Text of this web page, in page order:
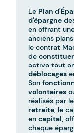
Le Plan
d'épargne
en offrant
anciens plans
le contrat
de
active tout
déblocages
Son
volontaires
réalisés par
retraite, le
encapital,
chaque